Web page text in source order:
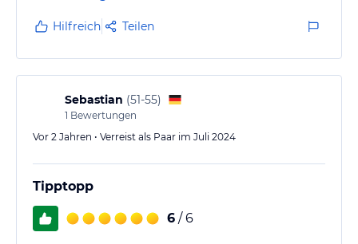
Hilfreich Teilen
Sebastian (51-55)
1 Bewertungen
Vor 2 Jahren • Verreist als Paar im Juli 2024
Tipptopp
6 / 6